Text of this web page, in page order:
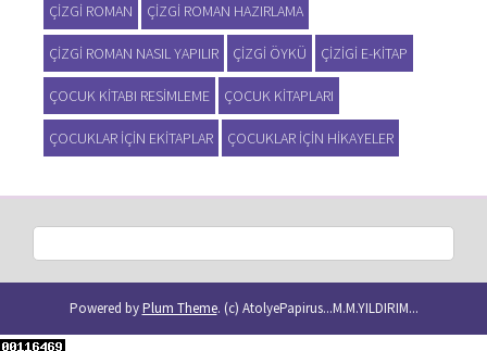
ÇIZGI ROMAN ÇIZGI ROMAN HAZIRLAMA
ÇIZGI ROMAN NASIL YAPILIR ÇIZGI ÖYKÜ ÇIZIGI E-KITAP
ÇOCUK KITABI RESIMLEME ÇOCUK KITAPLARI
ÇOCUKLAR IÇIN EKITAPLAR ÇOCUKLAR IÇIN HIKAYELER
Powered byPlum Theme. (c) AtolyePapirus...M.M.YILDIRIM...